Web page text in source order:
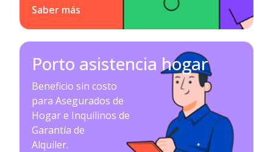
Saber más
Porto asistencia hogar
Beneficio sin costo
para Asegurados de
Hogar e Inquilinos de
Garantía de
Alquiler.